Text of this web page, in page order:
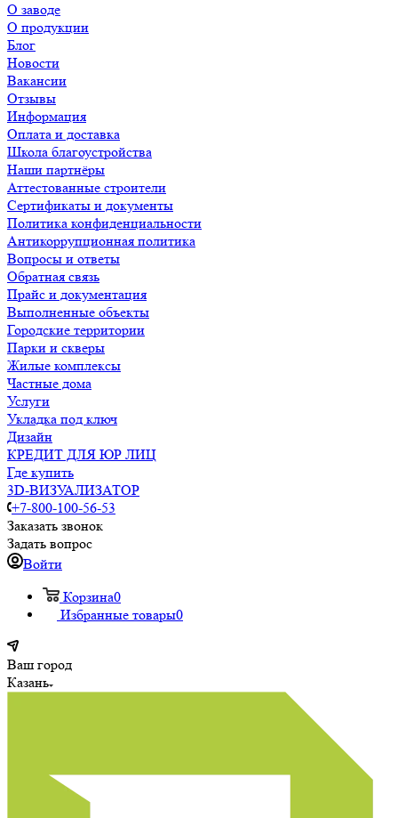
О заводе
О продукции
Блог
Новости
Вакансии
Отзывы
Информация
Оплата и доставка
Школа благоустройства
Наши партнёры
Аттестованные строители
Сертификаты и документы
Политика конфиденциальности
Антикоррупционная политика
Вопросы и ответы
Обратная связь
Прайс и документация
Выполненные объекты
Городские территории
Парки и скверы
Жилые комплексы
Частные дома
Услуги
Укладка под ключ
Дизайн
КРЕДИТ ДЛЯ ЮР ЛИЦ
Где купить
3D-ВИЗУАЛИЗАТОР
+7-800-100-56-53
Заказать звонок
Задать вопрос
Войти
Корзина0
Избранные товары0
Ваш город
Казань